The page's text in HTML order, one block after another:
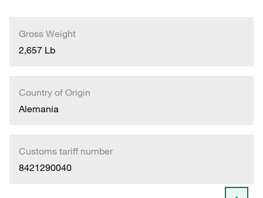
Gross Weight
2,657 Lb
Country of Origin
Alemania
Customs tariff number
8421290040